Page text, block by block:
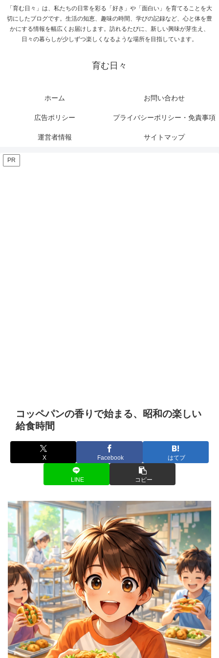
「育む日々」は、私たちの日常を彩る「好き」や「面白い」を育てることを大
切にしたブログです。生活の知恵、趣味の時間、学びの記録など、心と体を豊
かにする情報を幅広くお届けします。訪れるたびに、新しい興味が芽生え、
日々の暮らしが少しずつ楽しくなるような場所を目指しています。
育む日々
ホーム お問い合わせ
広告ポリシー プライバシーポリシー・免責事項
運営者情報 サイトマップ
PR
コッペパンの香りで始まる、昭和の楽しい
給食時間
X Facebook はてブ
LINE コピー